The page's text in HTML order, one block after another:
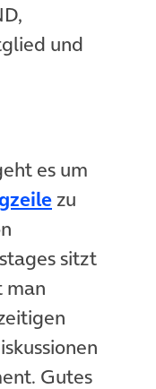
und
es um
(öffnet in
zu
in neuem
sitzt
man
Gutes